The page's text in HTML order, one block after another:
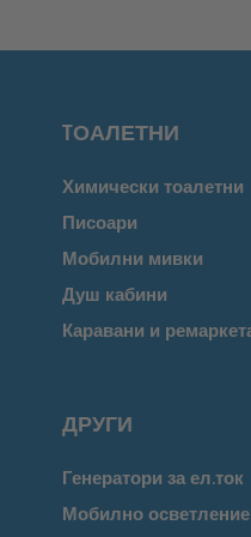
TОАЛЕТНИ
Химически тоалетни
Писоари
Мобилни мивки
Душ кабини
Каравани и
ДРУГИ
Генератори за ел.ток
Мобилно осветление